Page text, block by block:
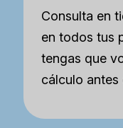
Consulta en
en todos tus
tengas que
cálculo antes